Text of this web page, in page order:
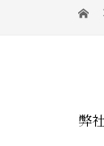
弊